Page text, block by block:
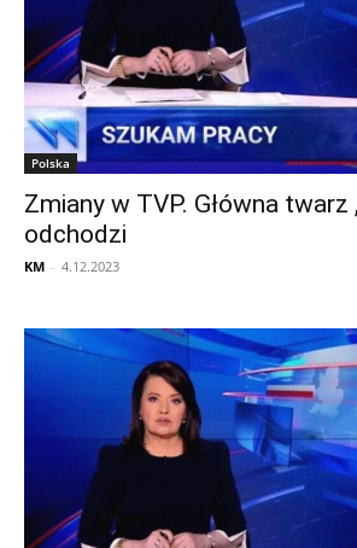
Polska
Zmiany w TVP. Główna twarz
odchodzi
KM - 4.12.2023